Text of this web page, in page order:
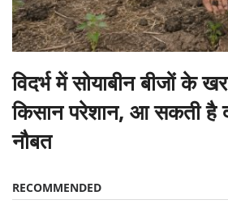
विदर्भ में सोयाबीन बीजों के
किसान परेशान, आ सकती है
नौबत
RECOMMENDED